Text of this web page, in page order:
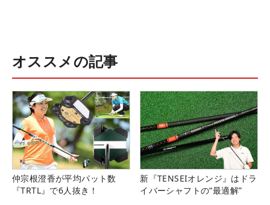
オススメの記事
仲宗根澄香が平均パット数
『TRTL』で6人抜き！
新『TENSEIオレンジ』はドラ
イバーシャフトの“最適解”